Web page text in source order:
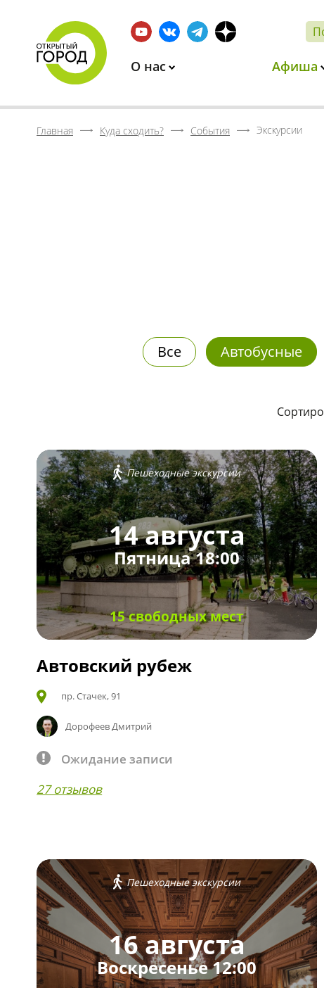
О нас Афиша
Главная Куда сходить? События Экскурсии
Все Автобусные
Пешеходные экскурсии
14 августа
Пятница 18:00
15 свободных мест
Автовский рубеж
пр. Стачек, 91
Дорофеев Дмитрий
Ожидание записи
27 отзывов
Пешеходные экскурсии
16 августа
Воскресенье 12:00